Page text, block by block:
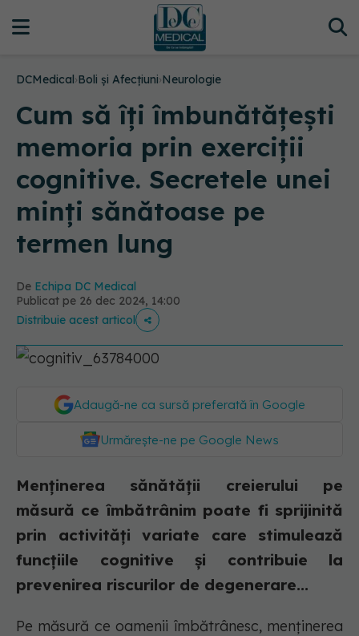
DCMedical›Boli și Afecțiuni›Neurologie
Cum să îți îmbunătățești
memoria prin exerciții
cognitive. Secretele unei
minți sănătoase pe
termen lung
De Echipa DC Medical
Publicat pe 26 dec 2024, 14:00
Distribuie acest articol
Adaugă-ne ca sursă preferată în Google
Urmărește-ne pe Google News
Menținerea sănătății creierului pe
măsură ce îmbătrânim poate fi sprijinită
prin activități variate care stimulează
funcțiile cognitive și contribuie la
prevenirea riscurilor de degenerare...
Pe măsură ce oamenii îmbătrânesc, menținerea